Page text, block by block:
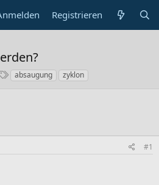
Registrieren
S
w
absaugung zyklon
#1